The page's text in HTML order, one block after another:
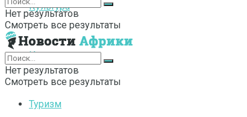
Культура
Интернет
Туризм
Нет результатов
Смотреть все результаты
Нет результатов
Смотреть все результаты